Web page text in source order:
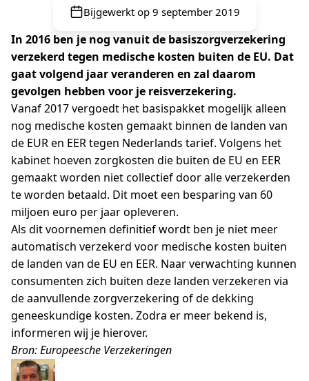
Bijgewerkt op 9 september 2019
In 2016 ben je nog vanuit de basiszorgverzekering
verzekerd tegen medische kosten buiten de EU. Dat
gaat volgend jaar veranderen en zal daarom
gevolgen hebben voor je reisverzekering.
Vanaf 2017 vergoedt het basispakket mogelijk alleen
nog medische kosten gemaakt binnen de landen van
de EUR en EER tegen Nederlands tarief. Volgens het
kabinet hoeven zorgkosten die buiten de EU en EER
gemaakt worden niet collectief door alle verzekerden
te worden betaald. Dit moet een besparing van 60
miljoen euro per jaar opleveren.
Als dit voornemen definitief wordt ben je niet meer
automatisch verzekerd voor medische kosten buiten
de landen van de EU en EER. Naar verwachting kunnen
consumenten zich buiten deze landen verzekeren via
de aanvullende zorgverzekering of de dekking
geneeskundige kosten. Zodra er meer bekend is,
informeren wij je hierover.
Bron: Europeesche Verzekeringen